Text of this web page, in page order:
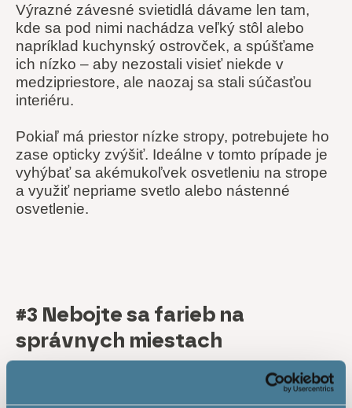
Výrazné závesné svietidlá dávame len tam,
kde sa pod nimi nachádza veľký stôl alebo
napríklad kuchynský ostrovček, a spúšťame
ich nízko – aby nezostali visieť niekde v
medzipriestore, ale naozaj sa stali súčasťou
interiéru.
Pokiaľ má priestor nízke stropy, potrebujete ho
zase opticky zvýšiť. Ideálne v tomto prípade je
vyhýbať sa akémukoľvek osvetleniu na strope
a využiť nepriame svetlo alebo nástenné
osvetlenie.
#3 Nebojte sa farieb na
správnych miestach
Farieb v interiéri sa nemusíte báť. Nezabúdajte
však, že v bytovom priestore sa nachádzate